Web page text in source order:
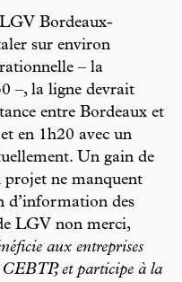
Bordeaux-
sur environ
– la
–, la ligne devrait
entre Bordeaux et
en 1h20 avec un
Un gain de
projet ne manquent
d’information des
LGV non merci,
aux entreprises
et participe à la